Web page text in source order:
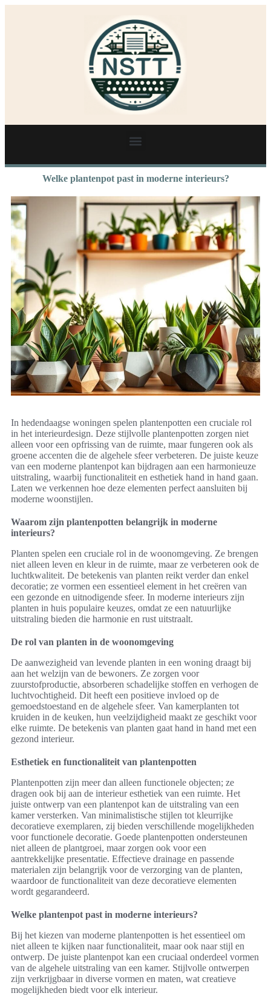
Welke plantenpot past in moderne interieurs?
In hedendaagse woningen spelen plantenpotten een cruciale rol
in het interieurdesign. Deze stijlvolle plantenpotten zorgen niet
alleen voor een opfrissing van de ruimte, maar fungeren ook als
groene accenten die de algehele sfeer verbeteren. De juiste keuze
van een moderne plantenpot kan bijdragen aan een harmonieuze
uitstraling, waarbij functionaliteit en esthetiek hand in hand gaan.
Laten we verkennen hoe deze elementen perfect aansluiten bij
moderne woonstijlen.
Waarom zijn plantenpotten belangrijk in moderne
interieurs?
Planten spelen een cruciale rol in de woonomgeving. Ze brengen
niet alleen leven en kleur in de ruimte, maar ze verbeteren ook de
luchtkwaliteit. De betekenis van planten reikt verder dan enkel
decoratie; ze vormen een essentieel element in het creëren van
een gezonde en uitnodigende sfeer. In moderne interieurs zijn
planten in huis populaire keuzes, omdat ze een natuurlijke
uitstraling bieden die harmonie en rust uitstraalt.
De rol van planten in de woonomgeving
De aanwezigheid van levende planten in een woning draagt bij
aan het welzijn van de bewoners. Ze zorgen voor
zuurstofproductie, absorberen schadelijke stoffen en verhogen de
luchtvochtigheid. Dit heeft een positieve invloed op de
gemoedstoestand en de algehele sfeer. Van kamerplanten tot
kruiden in de keuken, hun veelzijdigheid maakt ze geschikt voor
elke ruimte. De betekenis van planten gaat hand in hand met een
gezond interieur.
Esthetiek en functionaliteit van plantenpotten
Plantenpotten zijn meer dan alleen functionele objecten; ze
dragen ook bij aan de interieur esthetiek van een ruimte. Het
juiste ontwerp van een plantenpot kan de uitstraling van een
kamer versterken. Van minimalistische stijlen tot kleurrijke
decoratieve exemplaren, zij bieden verschillende mogelijkheden
voor functionele decoratie. Goede plantenpotten ondersteunen
niet alleen de plantgroei, maar zorgen ook voor een
aantrekkelijke presentatie. Effectieve drainage en passende
materialen zijn belangrijk voor de verzorging van de planten,
waardoor de functionaliteit van deze decoratieve elementen
wordt gegarandeerd.
Welke plantenpot past in moderne interieurs?
Bij het kiezen van moderne plantenpotten is het essentieel om
niet alleen te kijken naar functionaliteit, maar ook naar stijl en
ontwerp. De juiste plantenpot kan een cruciaal onderdeel vormen
van de algehele uitstraling van een kamer. Stijlvolle ontwerpen
zijn verkrijgbaar in diverse vormen en maten, wat creatieve
mogelijkheden biedt voor elk interieur.